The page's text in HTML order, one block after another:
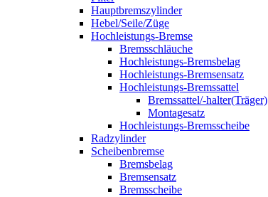
Hauptbremszylinder
Hebel/Seile/Züge
Hochleistungs-Bremse
Bremsschläuche
Hochleistungs-Bremsbelag
Hochleistungs-Bremsensatz
Hochleistungs-Bremssattel
Bremssattel/-halter(Träger)
Montagesatz
Hochleistungs-Bremsscheibe
Radzylinder
Scheibenbremse
Bremsbelag
Bremsensatz
Bremsscheibe